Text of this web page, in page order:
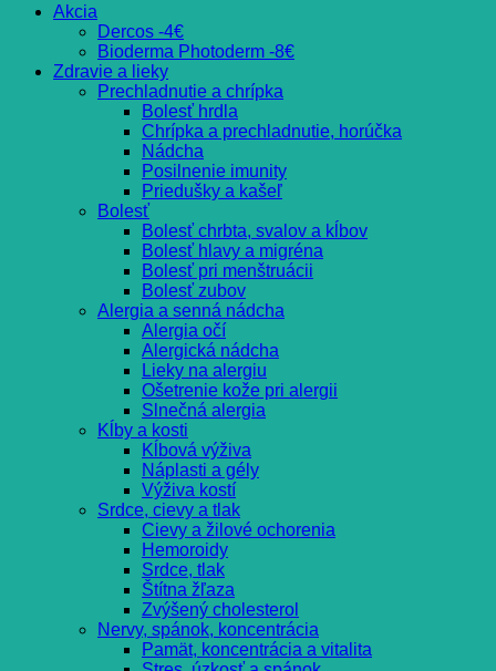
Akcia
Dercos -4€
Bioderma Photoderm -8€
Zdravie a lieky
Prechladnutie a chrípka
Bolesť hrdla
Chrípka a prechladnutie, horúčka
Nádcha
Posilnenie imunity
Priedušky a kašeľ
Bolesť
Bolesť chrbta, svalov a kĺbov
Bolesť hlavy a migréna
Bolesť pri menštruácii
Bolesť zubov
Alergia a senná nádcha
Alergia očí
Alergická nádcha
Lieky na alergiu
Ošetrenie kože pri alergii
Slnečná alergia
Kĺby a kosti
Kĺbová výživa
Náplasti a gély
Výživa kostí
Srdce, cievy a tlak
Cievy a žilové ochorenia
Hemoroidy
Srdce, tlak
Štítna žľaza
Zvýšený cholesterol
Nervy, spánok, koncentrácia
Pamät, koncentrácia a vitalita